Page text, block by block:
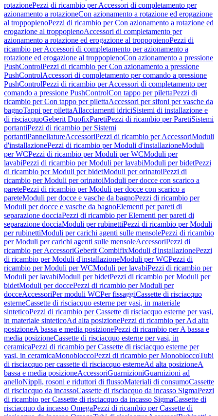
rotazionePezzi di ricambio per Accessori di completamento per
azionamento a rotazioneCon azionamento a rotazione ed erogazione
al troppopienoPezzi di ricambio per Con azionamento a rotazione ed
erogazione al troppopienoAccessori di completamento per
azionamento a rotazione ed erogazione al troppopienoPezzi di
ricambio per Accessori di completamento per azionamento a
rotazione ed erogazione al troppopienoCon azionamento a pressione
PushControlPezzi di ricambio per Con azionamento a pressione
PushControlAccessori di completamento per comando a pressione
PushControlPezzi di ricambio per Accessori di completamento per
comando a pressione PushControlCon tappo per pilettaPezzi di
ricambio per Con tappo per pilettaAccessori per sifoni per vasche da
bagnoTappi per pilettaAllacciamenti idriciSistemi di installazione e
di risciacquoGeberit DuofixParetiPezzi di ricambio per ParetiSistemi
portantiPezzi di ricambio per Sistemi
portantiPannellatureAccessoriPezzi di ricambio per AccessoriModuli
d'installazionePezzi di ricambio per Moduli d'installazioneModuli
per WCPezzi di ricambio per Moduli per WCModuli per
lavabiPezzi di ricambio per Moduli per lavabiModuli per bidetPezzi
di ricambio per Moduli per bidetModuli per orinatoiPezzi di
ricambio per Moduli per orinatoiModuli per docce con scarico a
paretePezzi di ricambio per Moduli per docce con scarico a
pareteModuli per docce e vasche da bagnoPezzi di ricambio per
Moduli per docce e vasche da bagnoElementi per pareti di
separazione docciaPezzi di ricambio per Elementi per pareti di
separazione docciaModuli per rubinettiPezzi di ricambio per Moduli
per rubinettiModuli per carichi agenti sulle mensolePezzi di ricambio
per Moduli per carichi agenti sulle mensoleAccessoriPezzi di
ricambio per AccessoriGeberit CombifixModuli d'installazionePezzi
di ricambio per Moduli d'installazioneModuli per WCPezzi di
ricambio per Moduli per WCModuli per lavabiPezzi di ricambio per
Moduli per lavabiModuli per bidetPezzi di ricambio per Moduli per
bidetModuli per doccePezzi di ricambio per Moduli per
docceAccessoriPer moduli WCPer fissaggiCassette di risciacquo
esterneCassette di risciacquo esterne per vasi, in materiale
sinteticoPezzi di ricambio per Cassette di risciacquo esterne per vasi,
in materiale sinteticoAd alta posizionePezzi di ricambio per Ad alta
posizioneA bassa e media posizionePezzi di ricambio per A bassa e
media posizioneCassette di risciacquo esterne per vasi, in
ceramicaPezzi di ricambio per Cassette di risciacquo esterne per
vasi, in ceramicaMonobloccoPezzi di ricambio per MonobloccoTubi
di risciacquo per cassette di risciacquo esterneAd alta posizioneA
bassa e media posizioneAccessoriGuarnizioniGuarnizioni ad
anelloNippli, rosoni e riduttori di flussoMateriali di consumoCassette
di risciacquo da incassoCassette di risciacquo da incasso SigmaPezzi
di ricambio per Cassette di risciacquo da incasso SigmaCassette di
risciacquo da incasso OmegaPezzi di ricambio per Cassette di